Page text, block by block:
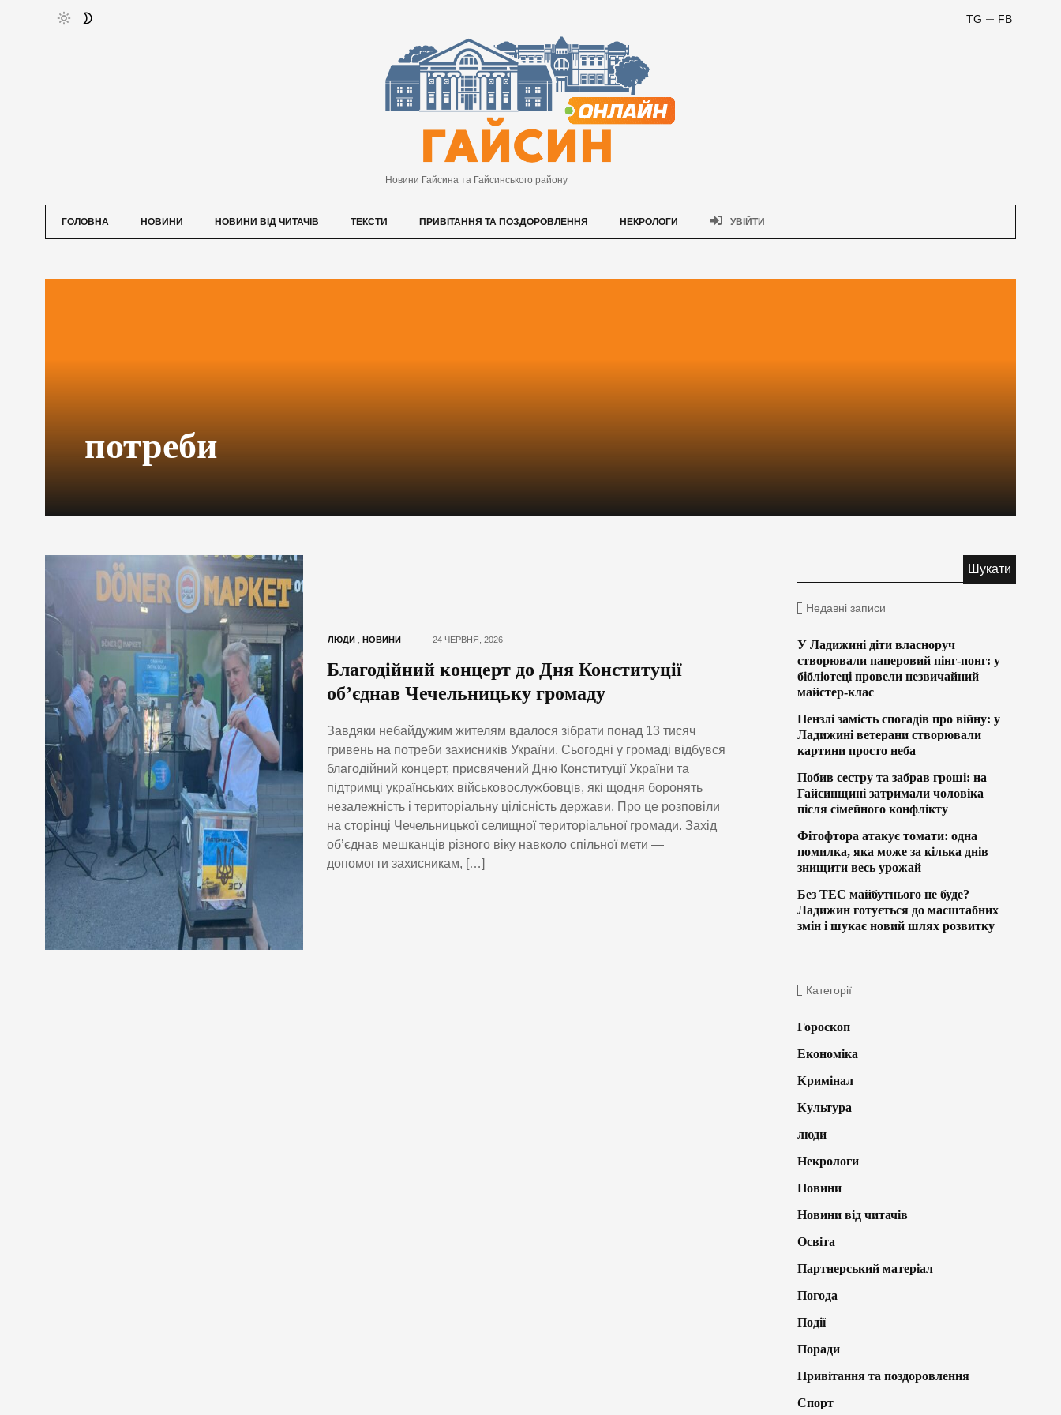
FB
TG
Новини Гайсина та Гайсинського району
ГОЛОВНА НОВИНИ НОВИНИ ВІД ЧИТАЧІВ ТЕКСТИ ПРИВІТАННЯ ТА ПОЗДОРОВЛЕННЯ НЕКРОЛОГИ УВІЙТИ
потреби
ЛЮДИ НОВИНИ 24 ЧЕРВНЯ, 2026
Благодійний концерт до Дня Конституції
об’єднав Чечельницьку громаду
Завдяки небайдужим жителям вдалося зібрати понад 13 тисяч
гривень на потреби захисників України. Сьогодні у громаді відбувся
благодійний концерт, присвячений Дню Конституції України та
підтримці українських військовослужбовців, які щодня боронять
незалежність і територіальну цілісність держави. Про це розповіли
на сторінці Чечельницької селищної територіальної громади. Захід
об’єднав мешканців різного віку навколо спільної мети —
допомогти захисникам, […]
Недавні записи
У Ладижині діти власноруч
створювали паперовий пінг-понг: у
бібліотеці провели незвичайний
майстер-клас
Пензлі замість спогадів про війну: у
Ладижині ветерани створювали
картини просто неба
Побив сестру та забрав гроші: на
Гайсинщині затримали чоловіка
після сімейного конфлікту
Фітофтора атакує томати: одна
помилка, яка може за кілька днів
знищити весь урожай
Без ТЕС майбутнього не буде?
Ладижин готується до масштабних
змін і шукає новий шлях розвитку
Категорії
Гороскоп
Економіка
Кримінал
Культура
люди
Некрологи
Новини
Новини від читачів
Освіта
Партнерський матеріал
Погода
Події
Поради
Привітання та поздоровлення
Спорт